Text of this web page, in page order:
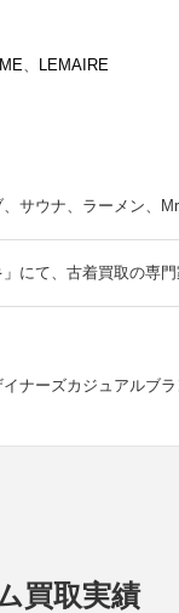
LEMAIRE
サウナ、ラーメン、
にて、古着買取の専
ナーズカジュアルブ
買取実績